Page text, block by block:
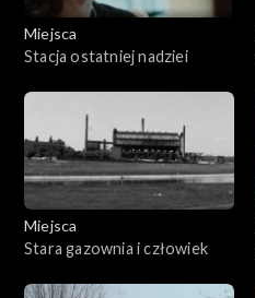
Miejsca
Stacja ostatniej nadziei
Miejsca
Stara gazownia i człowiek